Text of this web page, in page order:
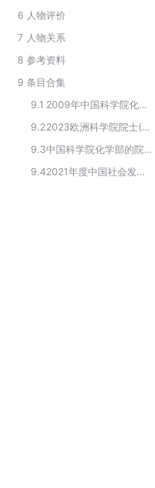
6 人物评价
7 人物关系
8 参考资料
9 条目合集
9.1
2009年中国科学院化学部院士
9.2
2023欧洲科学院院士(华人学者)
9.3
中国科学院化学部的院士
9.4
2021年度中国社会发展十大杰出贡献人物名单